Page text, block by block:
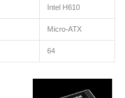
Intel H610
Micro-ATX
64